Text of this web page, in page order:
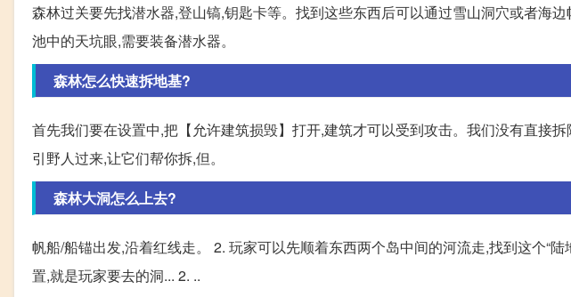
森林过关要先找潜水器,登山镐,钥匙卡等。找到这些东西后可以通过雪山洞穴或者海
池中的天坑眼,需要装备潜水器。
森林怎么快速拆地基?
首先我们要在设置中,把【允许建筑损毁】打开,建筑才可以受到攻击。我们没有直接
引野人过来,让它们帮你拆,但。
森林大洞怎么上去?
帆船/船锚出发,沿着红线走。 2. 玩家可以先顺着东西两个岛中间的河流走,找到这个“
置,就是玩家要去的洞... 2. ..